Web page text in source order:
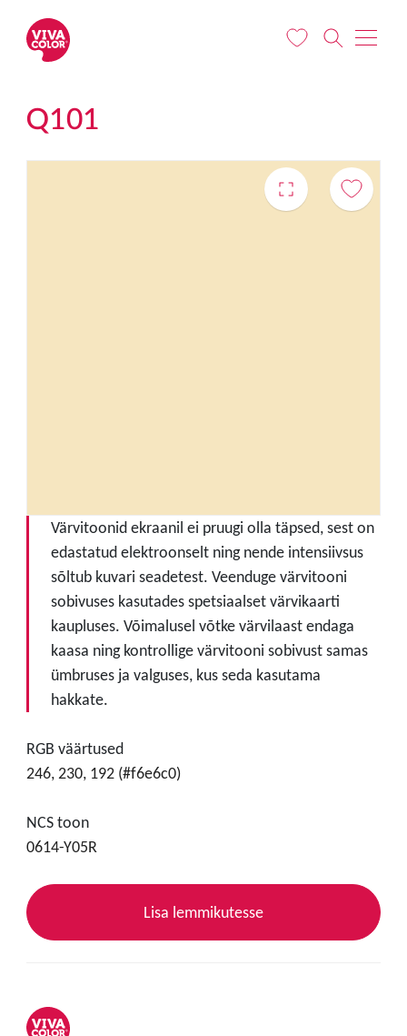
Q101
Värvitoonid ekraanil ei pruugi olla täpsed, sest on
edastatud elektroonselt ning nende intensiivsus
sõltub kuvari seadetest. Veenduge värvitooni
sobivuses kasutades spetsiaalset värvikaarti
kaupluses. Võimalusel võtke värvilaast endaga
kaasa ning kontrollige värvitooni sobivust samas
ümbruses ja valguses, kus seda kasutama
hakkate.
RGB väärtused
246, 230, 192 (#f6e6c0)
NCS toon
0614-Y05R
Lisa lemmikutesse